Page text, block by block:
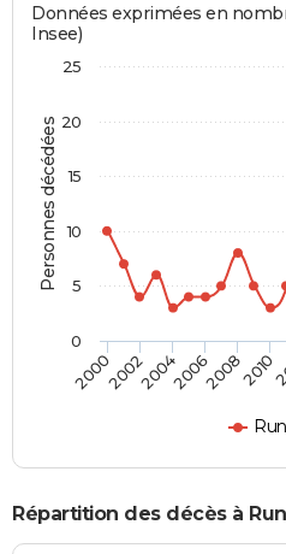
Personnes décédées
Données exprimées en
Insee)
200020022004200620082010
0
5
10
15
20
25
Répartition des décès à